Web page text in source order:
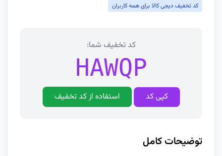
کد تخفیف دیجی کالا برای همه کاربران
کد تخفیف شما:
HAWQP
کپی کد استفاده از کد تخفیف
توضیحات کامل